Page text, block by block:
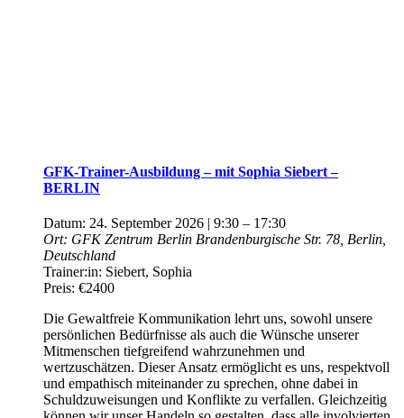
GFK-Trainer-Ausbildung – mit Sophia Siebert –
BERLIN
Datum: 24. September 2026 | 9:30 – 17:30
Ort: GFK Zentrum Berlin Brandenburgische Str. 78, Berlin,
Deutschland
Trainer:in: Siebert, Sophia
Preis: €2400
Die Gewaltfreie Kommunikation lehrt uns, sowohl unsere
persönlichen Bedürfnisse als auch die Wünsche unserer
Mitmenschen tiefgreifend wahrzunehmen und
wertzuschätzen. Dieser Ansatz ermöglicht es uns, respektvoll
und empathisch miteinander zu sprechen, ohne dabei in
Schuldzuweisungen und Konflikte zu verfallen. Gleichzeitig